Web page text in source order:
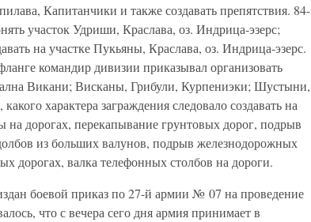
Капитанчики и также создавать препятствия. 84-
участок Удриши, Краслава, оз. Индрица-эзерс;
на участке Пукьяны, Краслава, оз. Индрица-эзерс.
командир дивизии приказывал организовать
Викани; Висканы, Грибули, Курпениэки; Шустыни,
характера заграждения следовало создавать на
на дорогах, перекапывание грунтовых дорог, подрыв
из больших валунов, подрыв железнодорожных
дорогах, валка телефонных столбов на дороги.
боевой приказ по 27-й армии № 07 на проведение
что с вечера сего дня армия принимает в